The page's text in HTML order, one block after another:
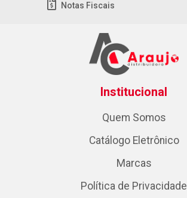
Notas Fiscais
Institucional
Quem Somos
Catálogo Eletrônico
Marcas
Política de Privacidade